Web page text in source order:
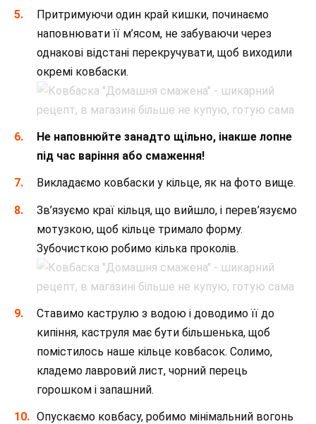
Притримуючи один край кишки, починаємо
наповнювати її м’ясом, не забуваючи через
однакові відстані перекручувати, щоб виходили
окремі ковбаски.
Не наповнюйте занадто щільно, інакше лопне
під час варіння або смаження!
Викладаємо ковбаски у кільце, як на фото вище.
Зв’язуємо краї кільця, що вийшло, і перев’язуємо
мотузкою, щоб кільце тримало форму.
Зубочисткою робимо кілька проколів.
Ставимо каструлю з водою і доводимо її до
кипіння, каструля має бути більшенька, щоб
помістилось наше кільце ковбасок. Солимо,
кладемо лавровий лист, чорний перець
горошком і запашний.
Опускаємо ковбасу, робимо мінімальний вогонь